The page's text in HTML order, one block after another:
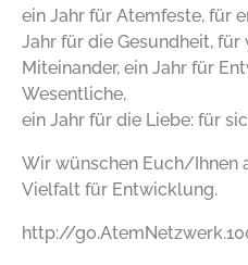
ein Jahr für Atemfeste, für
Jahr für die Gesundheit,
Miteinander, ein Jahr für
Wesentliche,
ein Jahr für die Liebe: für
Wir wünschen Euch/Ihnen
Vielfalt für Entwicklung.
http://